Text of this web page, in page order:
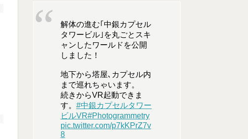
解体の進む｢中銀カプセル
タワービル｣を丸ごとスキ
ャンしたワールドを公開
しました！
地下から塔屋､カプセル内
まで巡れちゃいます。
続きからVR起動できま
す。 #中銀カプセルタワー
ビルVR#Photogrammetry
pic.twitter.com/p7kKPrZ7v
8